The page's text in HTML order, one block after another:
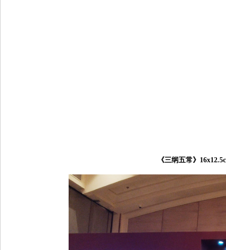
《三纲五常》